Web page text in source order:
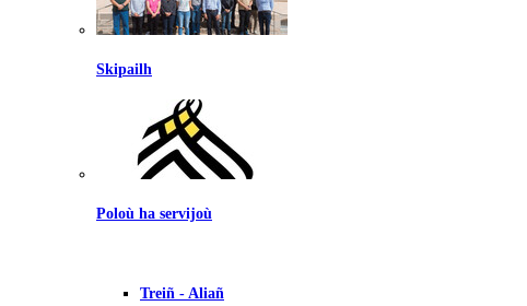
Skipailh
Poloù ha servijoù
Treiñ - Aliañ